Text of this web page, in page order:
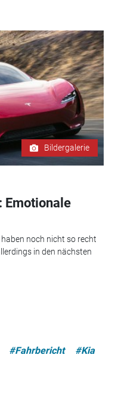
Bildergalerie
Emotionale
noch nicht so recht
in den nächsten
#Fahrbericht
#Kia